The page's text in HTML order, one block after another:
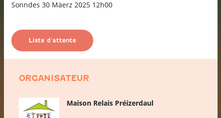
Sonndes 30 Mäerz 2025 12h00
Liste d'attente
ORGANISATEUR
Maison Relais Préizerdaul